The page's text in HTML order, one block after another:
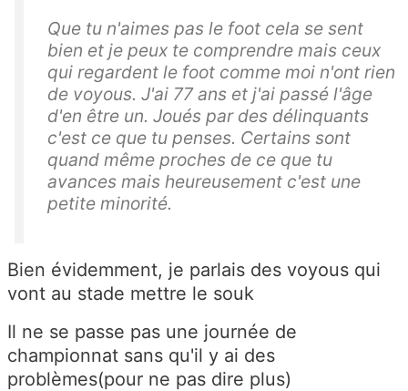
Que tu n'aimes pas le foot cela se sent
bien et je peux te comprendre mais ceux
qui regardent le foot comme moi n'ont rien
de voyous. J'ai 77 ans et j'ai passé l'âge
d'en être un. Joués par des délinquants
c'est ce que tu penses. Certains sont
quand même proches de ce que tu
avances mais heureusement c'est une
petite minorité.
Bien évidemment, je parlais des voyous qui
vont au stade mettre le souk
Il ne se passe pas une journée de
championnat sans qu'il y ai des
problèmes(pour ne pas dire plus)